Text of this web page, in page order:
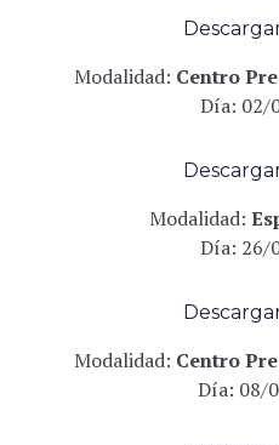
Modalidad: Centro
Día: 02/
Modalidad:
Día: 26/
Modalidad: Centro
Día: 08/